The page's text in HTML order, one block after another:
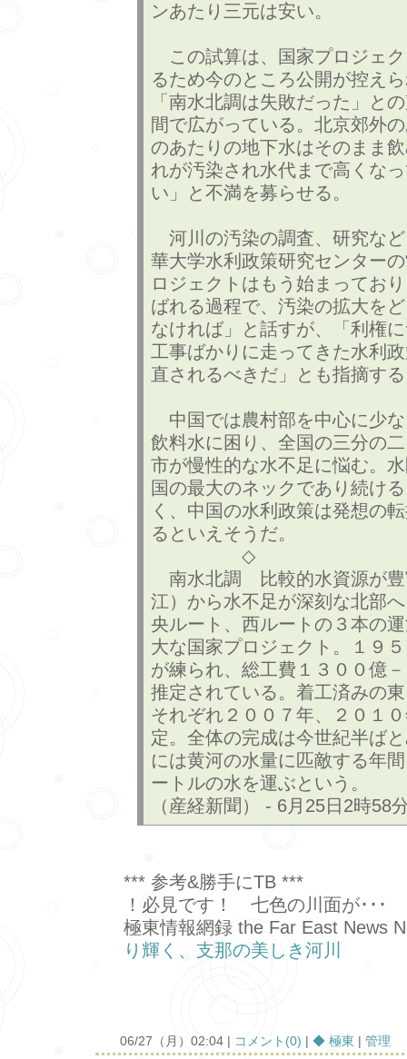
ンあたり三元は安い。
この試算は、国家プロジェ
るため今のところ公開が控え
「南水北調は失敗だった」と
間で広がっている。北京郊外
のあたりの地下水はそのまま
れが汚染され水代まで高くな
い」と不満を募らせる。
河川の汚染の調査、研究な
華大学水利政策研究センター
ロジェクトはもう始まってお
ばれる過程で、汚染の拡大を
なければ」と話すが、「利権
工事ばかりに走ってきた水利
直されるべきだ」とも指摘す
中国では農村部を中心に少
飲料水に困り、全国の三分の
市が慢性的な水不足に悩む。
国の最大のネックであり続け
く、中国の水利政策は発想の
るといえそうだ。
◇
南水北調 比較的水資源が豊
江）から水不足が深刻な北部
央ルート、西ルートの３本の
大な国家プロジェクト。１９
が練られ、総工費１３００億
推定されている。着工済みの
それぞれ２００７年、２０１
定。全体の完成は今世紀半ば
には黄河の水量に匹敵する年
ートルの水を運ぶという。
（産経新聞） - 6月25日2時58
*** 参考&勝手にTB ***
！必見です！ 七色の川面が･･･
極東情報網録 the Far East News
り輝く、支那の美しき河川
06/27（月）02:04 |コメント(0) | ◆ 極東 | 管理